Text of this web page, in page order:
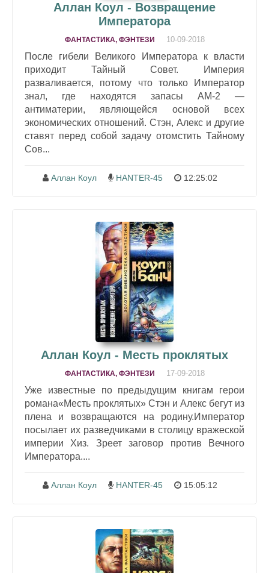
Аллан Коул - Возвращение
Императора
ФАНТАСТИКА, ФЭНТЕЗИ 10-09-2018
После гибели Великого Императора к власти
приходит Тайный Совет. Империя
разваливается, потому что только Император
знал, где находятся запасы АМ-2 —
антиматерии, являющейся основой всех
экономических отношений. Стэн, Алекс и другие
ставят перед собой задачу отомстить Тайному
Сов...
Аллан Коул HАNTER-45 12:25:02
Аллан Коул - Месть проклятых
ФАНТАСТИКА, ФЭНТЕЗИ 17-09-2018
Уже известные по предыдущим книгам герои
романа«Месть проклятых» Стэн и Алекс бегут из
плена и возвращаются на родину.Император
посылает их разведчиками в столицу вражеской
империи Хиз. Зреет заговор против Вечного
Императора....
Аллан Коул HANTER-45 15:05:12